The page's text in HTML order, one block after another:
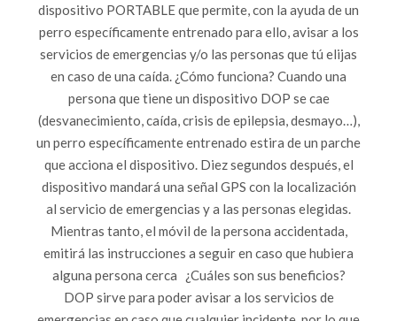
dispositivo PORTABLE que permite, con la ayuda de un
perro específicamente entrenado para ello, avisar a los
servicios de emergencias y/o las personas que tú elijas
en caso de una caída. ¿Cómo funciona? Cuando una
persona que tiene un dispositivo DOP se cae
(desvanecimiento, caída, crisis de epilepsia, desmayo…),
un perro específicamente entrenado estira de un parche
que acciona el dispositivo. Diez segundos después, el
dispositivo mandará una señal GPS con la localización
al servicio de emergencias y a las personas elegidas.
Mientras tanto, el móvil de la persona accidentada,
emitirá las instrucciones a seguir en caso que hubiera
alguna persona cerca ¿Cuáles son sus beneficios?
DOP sirve para poder avisar a los servicios de